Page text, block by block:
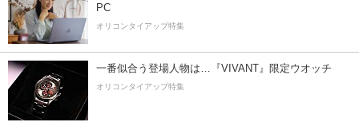
PC
オリコンタイアップ特集
一番似合う登場人物は…『VIVANT』限定ウオッチ
オリコンタイアップ特集